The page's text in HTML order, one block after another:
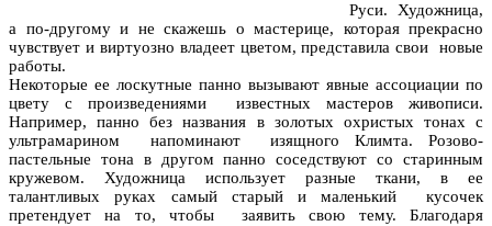
Руси. Художница,
а по-другому и не скажешь о мастерице, которая прекрасно
чувствует и виртуозно владеет цветом, представила свои новые
работы.
Некоторые ее лоскутные панно вызывают явные ассоциации по
цвету с произведениями известных мастеров живописи.
Например, панно без названия в золотых охристых тонах с
ультрамарином напоминают изящного Климта. Розово-
пастельные тона в другом панно соседствуют со старинным
кружевом. Художница использует разные ткани, в ее
талантливых руках самый старый и маленький кусочек
претендует на то, чтобы заявить свою тему. Благодаря